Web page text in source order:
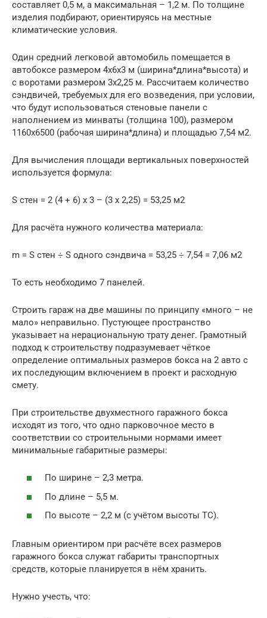
составляет 0,5 м, а максимальная – 1,2 м. По толщине
изделия подбирают, ориентируясь на местные
климатические условия.
Один средний легковой автомобиль помещается в
автобоксе размером 4х6х3 м (ширина*длина*высота) и
с воротами размером 3х2,25 м. Рассчитаем количество
сэндвичей, требуемых для его возведения, при условии,
что будут использоваться стеновые панели с
наполнением из минваты (толщина 100), размером
1160х6500 (рабочая ширина*длина) и площадью 7,54 м2.
Для вычисления площади вертикальных поверхностей
используется формула:
S стен = 2 (4 + 6) х 3 – (3 х 2,25) = 53,25 м2
Для расчёта нужного количества материала:
m = S стен ÷ S одного сэндвича = 53,25 ÷ 7,54 = 7,06 м2
То есть необходимо 7 панелей.
Строить гараж на две машины по принципу «много – не
мало» неправильно. Пустующее пространство
указывает на нерациональную трату денег. Грамотный
подход к строительству подразумевает чёткое
определение оптимальных размеров бокса на 2 авто с
их последующим включением в проект и расходную
смету.
При строительстве двухместного гаражного бокса
исходят из того, что одно парковочное место в
соответствии со строительными нормами имеет
минимальные габаритные размеры:
По ширине – 2,3 метра.
По длине – 5,5 м.
По высоте – 2,2 м (с учётом высоты ТС).
Главным ориентиром при расчёте всех размеров
гаражного бокса служат габариты транспортных
средств, которые планируется в нём хранить.
Нужно учесть, что: